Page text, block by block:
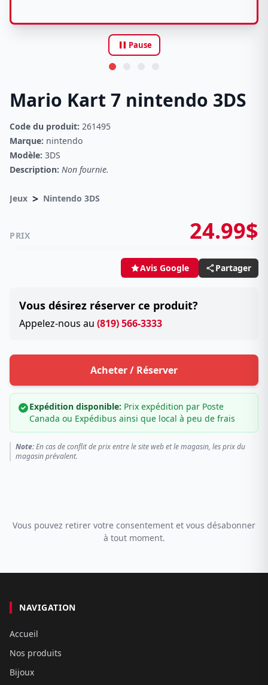
pause Pause
Mario Kart 7 nintendo 3DS
Code du produit: 261495
Marque: nintendo
Modèle: 3DS
Description: Non fournie.
Jeux > Nintendo 3DS
PRIX 24.99$
Avis Google Partager
Vous désirez réserver ce produit?
Appelez-nous au (819) 566-3333
Acheter / Réserver
Expédition disponible: Prix expédition par Poste
Canada ou Expédibus ainsi que local à peu de frais
Note:En cas de conflit de prix entre le site web et le magasin, les prix du
magasin prévalent.
Vous pouvez retirer votre consentement et vous désabonner
à tout moment.
NAVIGATION
Accueil
Nos produits
Bijoux